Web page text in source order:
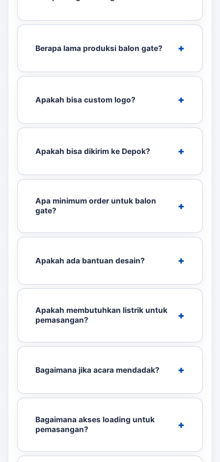
Berapa lama produksi balon gate?
Apakah bisa custom logo?
Apakah bisa dikirim ke Depok?
Apa minimum order untuk balon
gate?
Apakah ada bantuan desain?
Apakah membutuhkan listrik untuk
pemasangan?
Bagaimana jika acara mendadak?
Bagaimana akses loading untuk
pemasangan?